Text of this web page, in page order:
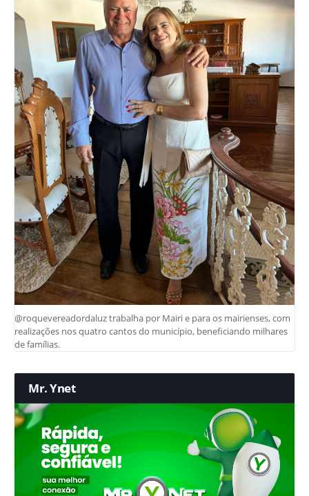
@roquevereadordaluz trabalha por Mairi e para os mairienses, com
realizações nos quatro cantos do município, beneficiando milhares
de famílias.
Mr. Ynet